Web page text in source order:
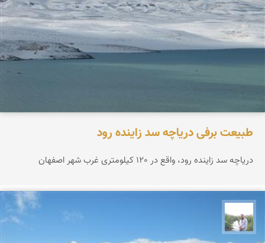
طبیعت برفی دریاچه سد زاینده رود
دریاچه سد زاینده رود، واقع در 120 کیلومتری غرب شهر اصفهان